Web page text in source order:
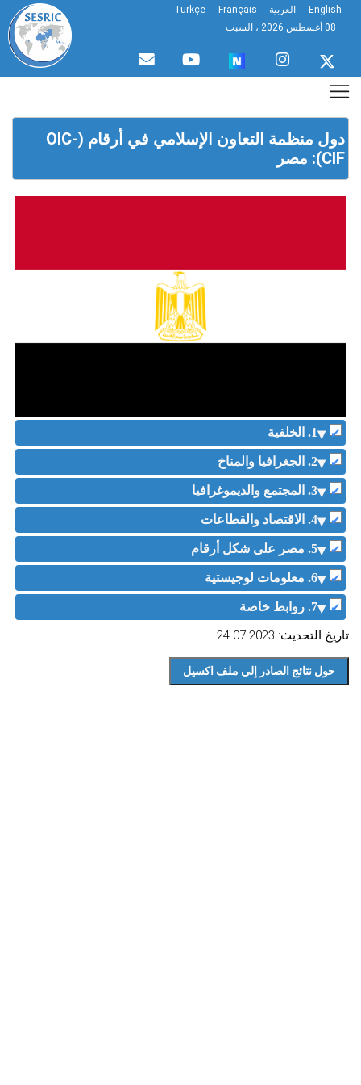
English العربية Français
Türkçe
دول منظمة التعاون الإسلامي في أرقام (OIC-
CIF): مصر
1. الخلفية
2. الجغرافيا والمناخ
3. المجتمع والديموغرافيا
4. الاقتصاد والقطاعات
5. مصر على شكل أرقام
6. معلومات لوجيستية
7. روابط خاصة
تاريخ التحديث: 24.07.2023